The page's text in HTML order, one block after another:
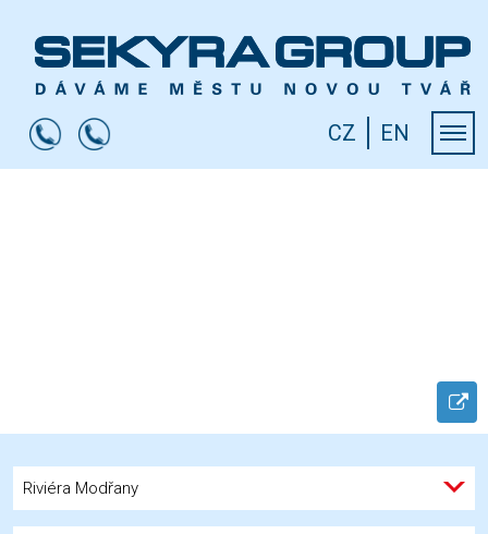
CZ EN
Riviéra Modřany